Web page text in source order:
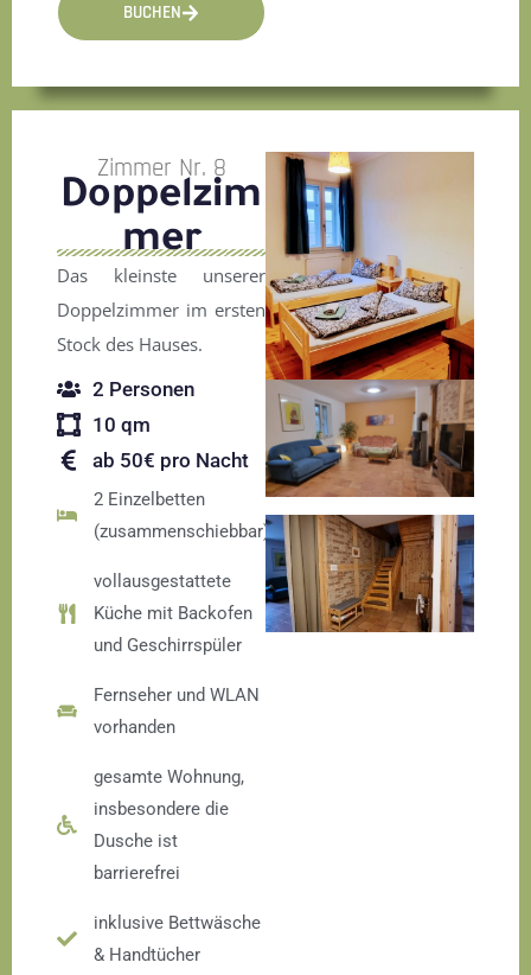
BUCHEN
Zimmer Nr. 8
Doppelzim
mer
Das kleinste unserer
Doppelzimmer im ersten
Stock des Hauses.
2 Personen
10 qm
ab 50€ pro Nacht
2 Einzelbetten
(zusammenschiebbar)
vollausgestattete
Küche mit Backofen
und Geschirrspüler
Fernseher und WLAN
vorhanden
gesamte Wohnung,
insbesondere die
Dusche ist
barrierefrei
inklusive Bettwäsche
& Handtücher